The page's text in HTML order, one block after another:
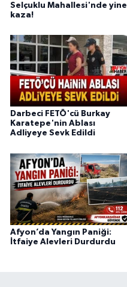
Selçuklu Mahallesi'nde yine
kaza!
Darbeci FETÖ'cü Burkay
Karatepe'nin Ablası
Adliyeye Sevk Edildi
Afyon’da Yangın Paniği:
İtfaiye Alevleri Durdurdu